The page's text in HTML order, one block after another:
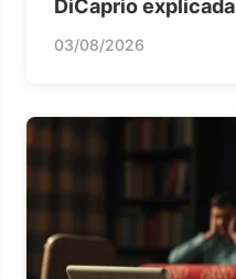
DiCaprio explicada
03/08/2026